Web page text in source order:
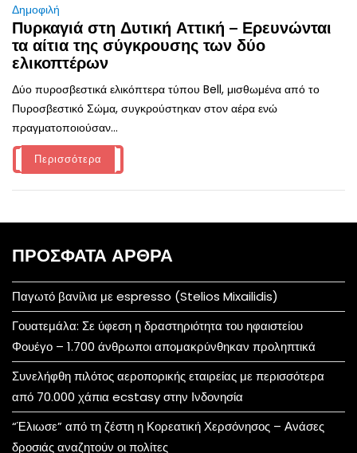
Δημοφιλή
Πυρκαγιά στη Δυτική Αττική – Ερευνώνται
τα αίτια της σύγκρουσης των δύο
ελικοπτέρων
Δύο πυροσβεστικά ελικόπτερα τύπου Bell, μισθωμένα από το
Πυροσβεστικό Σώμα, συγκρούστηκαν στον αέρα ενώ
πραγματοποιούσαν...
Περισσότερα
ΠΡΌΣΦΑΤΑ ΆΡΘΡΑ
Παγωτό βανίλια με espresso (Stelios Mixailidis)
Γουατεμάλα: Σε ύφεση η δραστηριότητα του ηφαιστείου
Φουέγο – 1.700 άνθρωποι απομακρύνθηκαν προληπτικά
Συνελήφθη πιλότος αεροπορικής εταιρείας με περισσότερα
από 70.000 χάπια ecstasy στην Ινδονησία
“Έλιωσε” από τη ζέστη η Κορεατική Χερσόνησος – Ανάσες
δροσιάς αναζητούν οι πολίτες